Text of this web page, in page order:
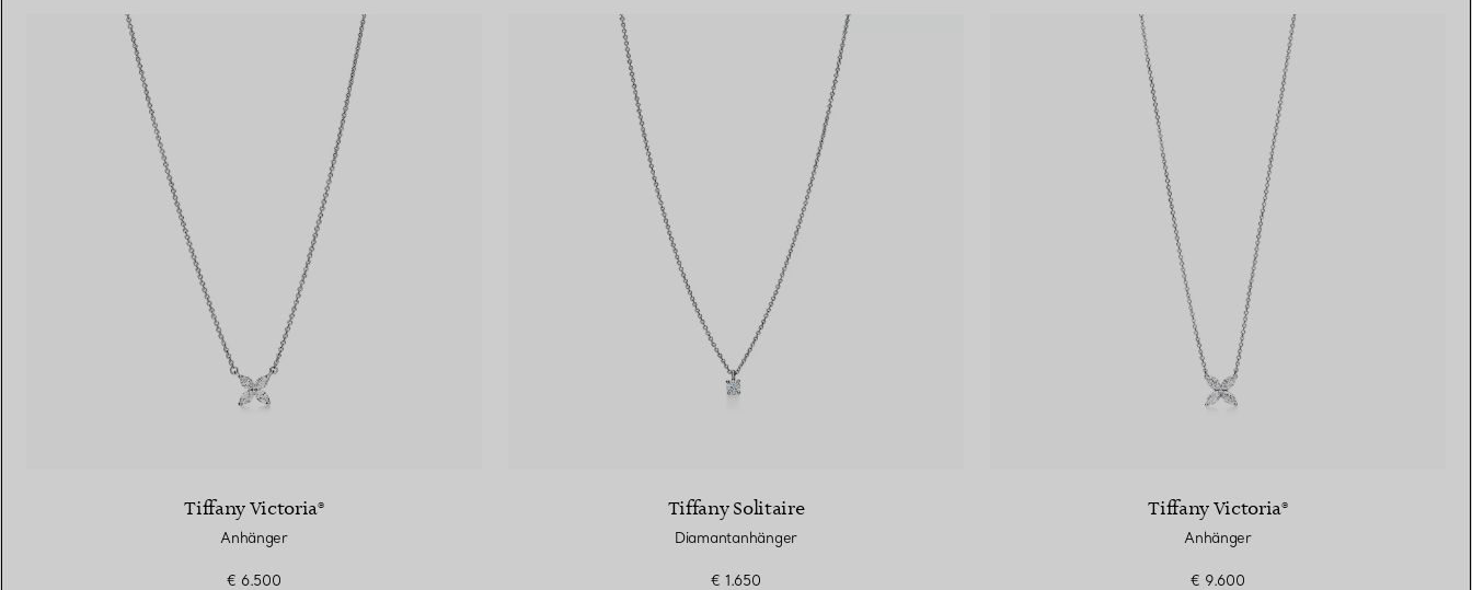
Tiffany Victoria®
Anhänger
€ 6.500
Tiffany Solitaire
Diamantanhänger
€ 1.650
Tiffany Victoria®
Anhänger
€ 9.600